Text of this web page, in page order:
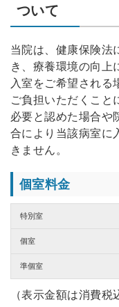
ついて
当院は、健康保険法
き、療養環境の向上
入室をご希望される
ご負担いただくこと
必要と認めた場合や
合により当該病室に
きません。
個室料金
特別室
個室
準個室
（表示金額は消費税